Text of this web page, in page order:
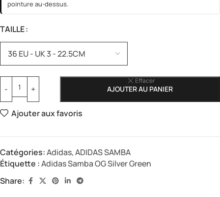
pointure au-dessus.
TAILLE
Effacer
AJOUTER AU PANIER
Ajouter aux favoris
Catégories:Adidas,ADIDAS SAMBA
Étiquette :Adidas Samba OG Silver Green
Share: